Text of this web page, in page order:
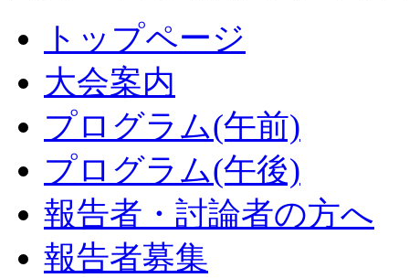
トップページ
大会案内
プログラム(午前)
プログラム(午後)
報告者・討論者の方へ
報告者募集